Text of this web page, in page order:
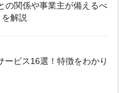
の関係や事業主が備えるべ
解説
ービス16選！特徴をわかり